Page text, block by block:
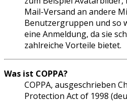
Mail-Versand an andere
Benutzergruppen und so
eine Anmeldung, da sie
zahlreiche Vorteile bietet.
Was ist COPPA?
COPPA, ausgeschrieben
Protection Act of 1998